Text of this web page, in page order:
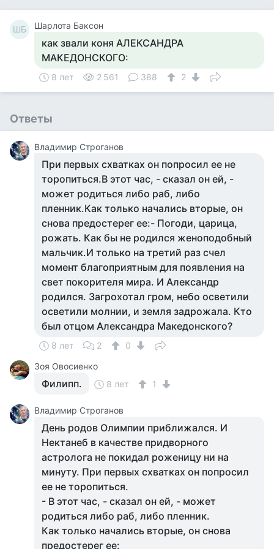
ШБ Шарлота Баксон
как звали коня АЛЕКСАНДРА
МАКЕДОНСКОГО:
8 лет 2 561 388 2
Ответы
Владимир Строганов
При первых схватках он попросил ее не
торопиться.В этот час, - сказал он ей, -
может родиться либо раб, либо
пленник.Как только начались вторые, он
снова предостерег ее:- Погоди, царица,
рожать. Как бы не родился женоподобный
мальчик.И только на третий раз счел
момент благоприятным для появления на
свет покорителя мира. И Александр
родился. Загрохотал гром, небо осветили
осветили молнии, и земля задрожала. Кто
был отцом Александра Македонского?
8 лет 2
0
Зоя Овосиенко
Филипп. 8 лет 1
Владимир Строганов
День родов Олимпии приближался. И
Нектанеб в качестве придворного
астролога не покидал роженицу ни на
минуту. При первых схватках он попросил
ее не торопиться.
- В этот час, - сказал он ей, - может
родиться либо раб, либо пленник.
Как только начались вторые, он снова
предостерег ее: